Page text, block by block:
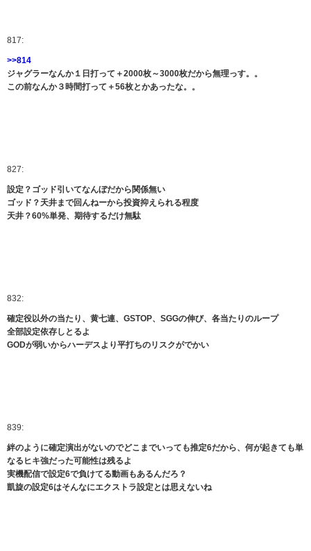
817:
>>814
ジャグラーなんか１日打って＋2000枚～3000枚だから無理っす。。
この前なんか３時間打って＋56枚とかあったな。。
827:
設定？ゴッド引いてなんぼだから関係無い
ゴッド？天井まで回んねーから投資抑えられる程度
天井？60%単発、期待するだけ無駄
832:
確定役以外の当たり、黄七連、GSTOP、SGGの伸び、各当たりのループ
全部設定依存しとるよ
GODが弱いからハーデスより平打ちのリスクがでかい
839:
絆のように確定演出がないのでどこまでいっても推定6だから、何が起きても単
なるヒキ強だった可能性は残るよ
実機配信で設定6で負けてる動画もあるんだろ？
凱旋の設定6はそんなにエクストラ設定とは思えないね